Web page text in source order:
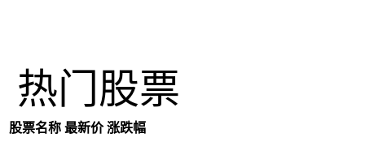
热门股票
股票名称 最新价 涨跌幅